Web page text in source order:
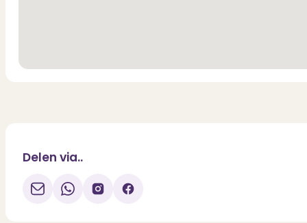
Delen via..